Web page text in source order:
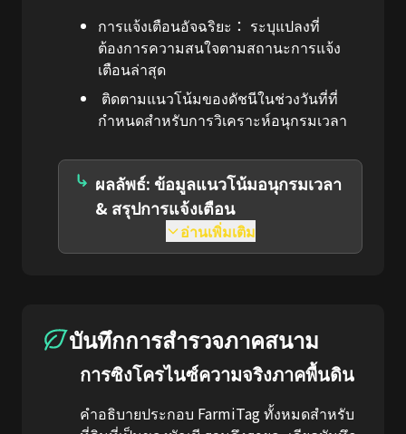
การแจ้งเตือนอัจฉริยะ： ระบุแปลงที่
ต้องการความสนใจตามสถานะการแจ้ง
เตือนล่าสุด
ติดตามแนวโน้มของดัชนีในช่วงวันที่ที่
กำหนดสำหรับการวิเคราะห์อนุกรมเวลา
ผลลัพธ์: ข้อมูลแนวโน้มอนุกรมเวลา
& สรุปการแจ้งเตือน
อ่านเพิ่มเติม
บันทึกการสำรวจภาคสนาม
การซิงโครไนซ์ความจริงภาคพื้นดิน
คำอธิบายประกอบ FarmiTag ทั้งหมดสำหรับ